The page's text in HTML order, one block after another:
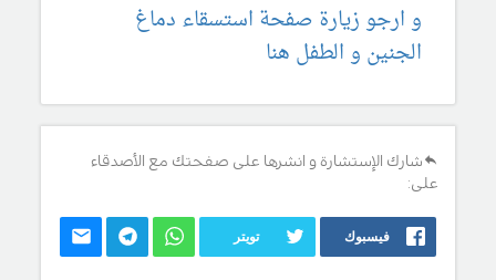
و ارجو زيارة صفحة استسقاء دماغ
الجنين و الطفل هنا
شارك الإستشارة و انشرها على صفحتك مع الأصدقاء
على:
فيسبوك تويتر